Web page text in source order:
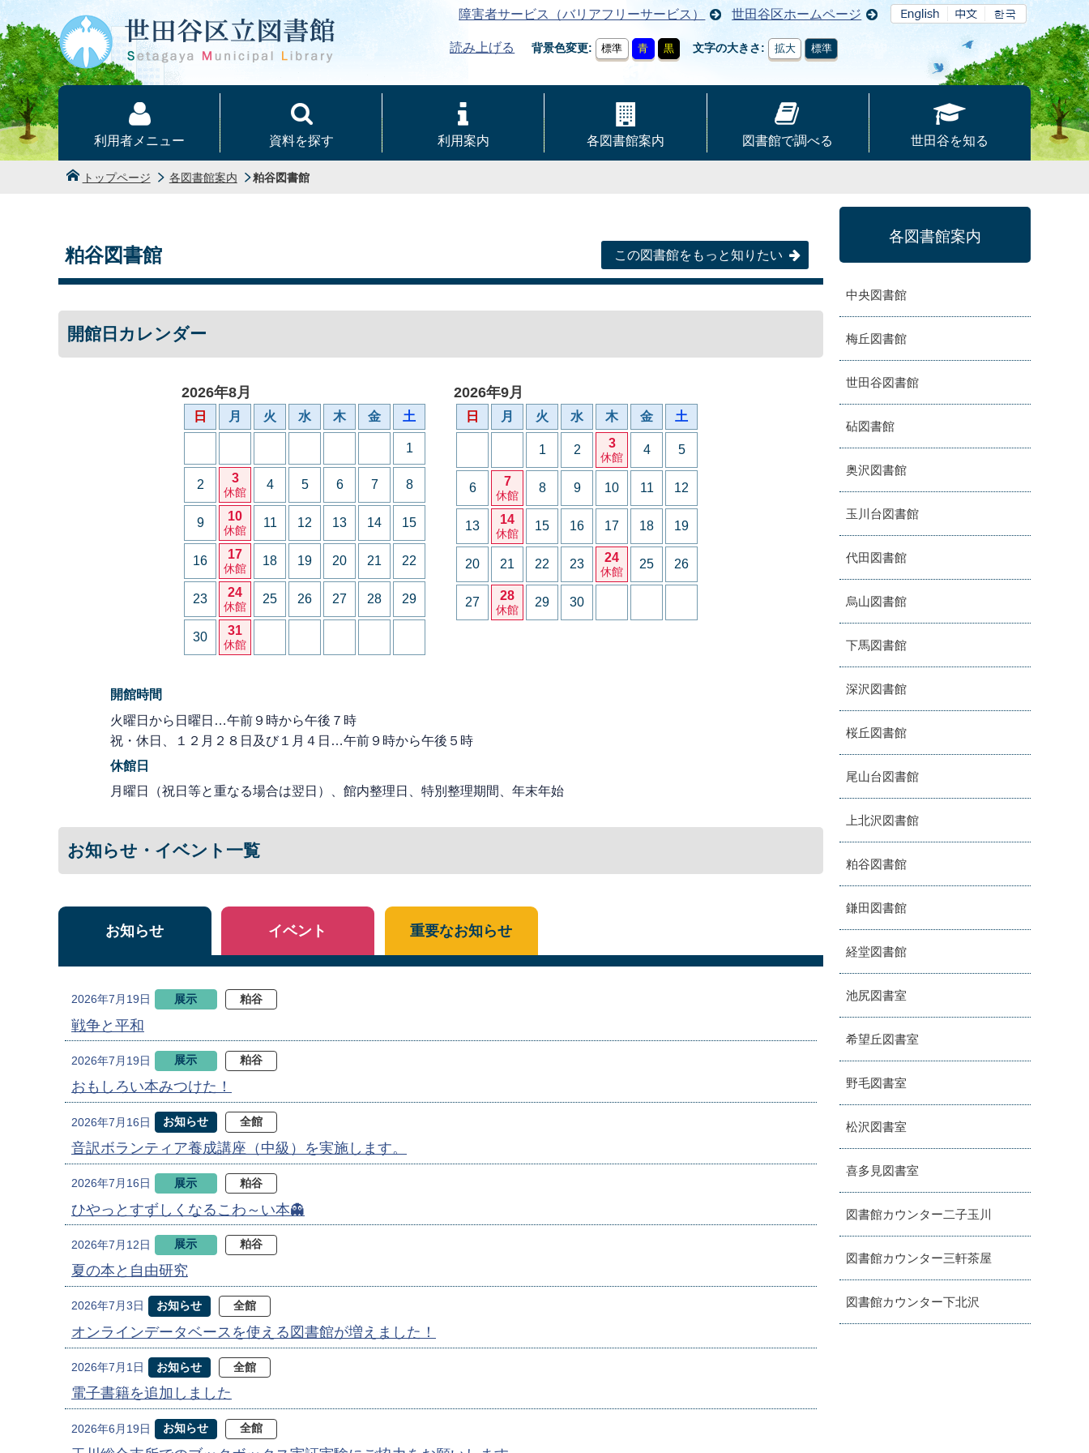
本文へ
障害者サービス（バリアフリーサービス） 世田谷区ホームページ
読み上げる 背景色変更 標準 青 黒 文字の大きさ 拡大 標準
利用者メニュー 資料を探す 利用案内 各図書館案内 図書館で調べる 世田谷を知る
トップページ 各図書館案内 粕谷図書館
粕谷図書館 この図書館をもっと知りたい
開館日カレンダー
2026年8月
日 月 火 水 木 金 土
1
2 3
休館
4 5 6 7 8
9 10
休館
11 12 13 14 15
16 17
休館
18 19 20 21 22
23 24
休館
25 26 27 28 29
30 31
休館
2026年9月
日 月 火 水 木 金 土
1 2 3
休館
4 5
6 7
休館
8 9 10 11 12
13 14
休館
15 16 17 18 19
20 21 22 23 24
休館
25 26
27 28
休館
29 30
開館時間
火曜日から日曜日…午前９時から午後７時
祝・休日、１２月２８日及び１月４日…午前９時から午後５時
休館日
月曜日（祝日等と重なる場合は翌日）、館内整理日、特別整理期間、年末年始
お知らせ・イベント一覧
お知らせ
2026年7月19日 展示 粕谷
戦争と平和
2026年7月19日 展示 粕谷
おもしろい本みつけた！
2026年7月16日 お知らせ 全館
音訳ボランティア養成講座（中級）を実施します。
2026年7月16日 展示 粕谷
ひやっとすずしくなるこわ～い本👻
2026年7月12日 展示 粕谷
夏の本と自由研究
2026年7月3日 お知らせ 全館
オンラインデータベースを使える図書館が増えました！
2026年7月1日 お知らせ 全館
電子書籍を追加しました
2026年6月19日 お知らせ 全館
イベント 重要なお知らせ
各図書館案内
中央図書館
梅丘図書館
世田谷図書館
砧図書館
奥沢図書館
玉川台図書館
代田図書館
烏山図書館
下馬図書館
深沢図書館
桜丘図書館
尾山台図書館
上北沢図書館
粕谷図書館
鎌田図書館
経堂図書館
池尻図書室
希望丘図書室
野毛図書室
松沢図書室
喜多見図書室
図書館カウンター二子玉川
図書館カウンター三軒茶屋
図書館カウンター下北沢